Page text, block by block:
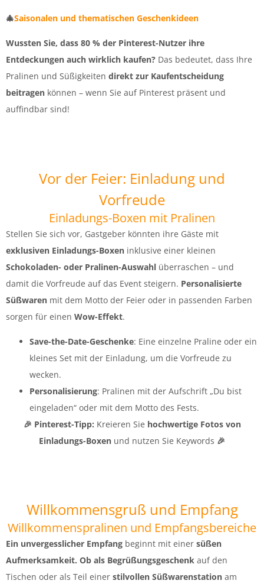
🎄Saisonalen und thematischen Geschenkideen
Wussten Sie, dass 80 % der Pinterest-Nutzer ihre
Entdeckungen auch wirklich kaufen? Das bedeutet, dass Ihre
Pralinen und Süßigkeiten direkt zur Kaufentscheidung
beitragen können – wenn Sie auf Pinterest präsent und
auffindbar sind!
Vor der Feier: Einladung und
Vorfreude
Einladungs-Boxen mit Pralinen
Stellen Sie sich vor, Gastgeber könnten ihre Gäste mit
exklusiven Einladungs-Boxen inklusive einer kleinen
Schokoladen- oder Pralinen-Auswahl überraschen – und
damit die Vorfreude auf das Event steigern. Personalisierte
Süßwaren mit dem Motto der Feier oder in passenden Farben
sorgen für einen Wow-Effekt.
Save-the-Date-Geschenke: Eine einzelne Praline oder ein
kleines Set mit der Einladung, um die Vorfreude zu
wecken.
Personalisierung: Pralinen mit der Aufschrift „Du bist
eingeladen“ oder mit dem Motto des Fests.
🎉 Pinterest-Tipp: Kreieren Sie hochwertige Fotos von
Einladungs-Boxen und nutzen Sie Keywords 🎉
Willkommensgruß und Empfang
Willkommenspralinen und Empfangsbereiche
Ein unvergesslicher Empfang beginnt mit einer süßen
Aufmerksamkeit. Ob als Begrüßungsgeschenk auf den
Tischen oder als Teil einer stilvollen Süßwarenstation am